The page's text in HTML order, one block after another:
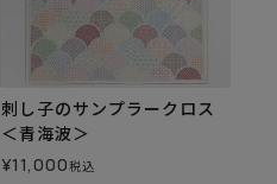
刺し子のサンプラークロス
＜青海波＞
¥11,000税込